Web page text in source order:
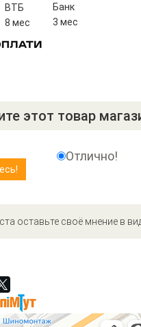
ВТБ
8 мес
Банк
3 мес
этот товар
Отлично!
оставьте своё мнение в